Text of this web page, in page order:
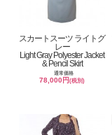
スカートスーツ ライトグ
レー
Light Gray Polyester Jacket
& Pencil Skirt
通常価格
78,000円(税別)